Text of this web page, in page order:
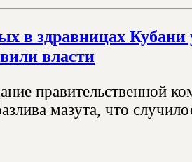
в здравницах Кубани
власти
правительственной
мазута, что